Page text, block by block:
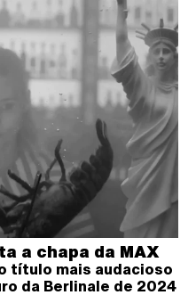
a chapa da MAX
título mais audacioso
da Berlinale de 2024